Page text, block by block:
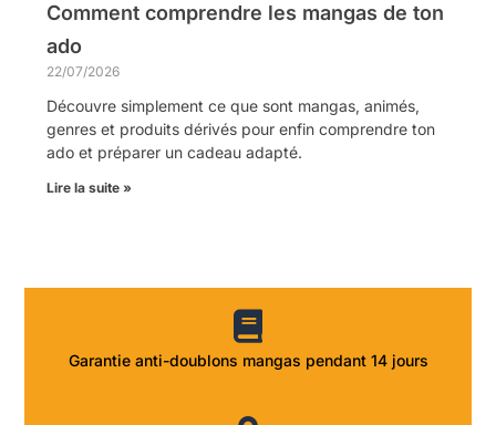
Comment comprendre les mangas de ton
ado
22/07/2026
Découvre simplement ce que sont mangas, animés,
genres et produits dérivés pour enfin comprendre ton
ado et préparer un cadeau adapté.
Lire la suite »
Garantie anti-doublons mangas pendant 14 jours